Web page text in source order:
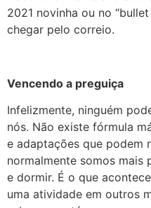
2021 novinha ou no
chegar pelo correio.
Vencendo a preguiça
Infelizmente, ninguém
nós. Não existe fórmula
e adaptações que podem
normalmente somos mais
e dormir. É o que
uma atividade em outros